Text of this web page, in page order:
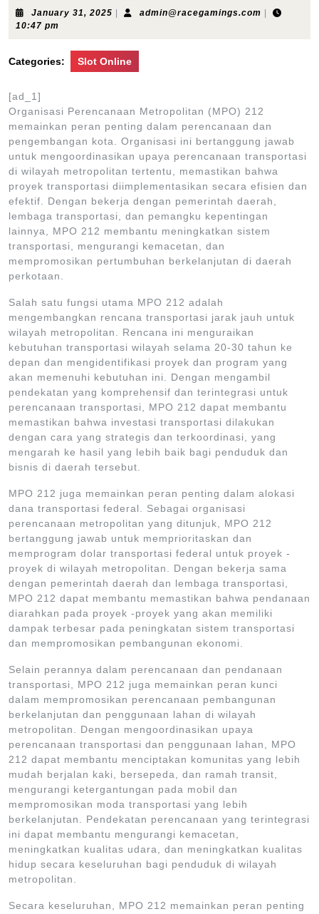
January 31, 2025 Januaryadmin@racegamings.com
10:47 pm
Categories: Slot Online
[ad_1]
Organisasi Perencanaan Metropolitan (MPO) 212
memainkan peran penting dalam perencanaan dan
pengembangan kota. Organisasi ini bertanggung jawab
untuk mengoordinasikan upaya perencanaan transportasi
di wilayah metropolitan tertentu, memastikan bahwa
proyek transportasi diimplementasikan secara efisien dan
efektif. Dengan bekerja dengan pemerintah daerah,
lembaga transportasi, dan pemangku kepentingan
lainnya, MPO 212 membantu meningkatkan sistem
transportasi, mengurangi kemacetan, dan
mempromosikan pertumbuhan berkelanjutan di daerah
perkotaan.
Salah satu fungsi utama MPO 212 adalah
mengembangkan rencana transportasi jarak jauh untuk
wilayah metropolitan. Rencana ini menguraikan
kebutuhan transportasi wilayah selama 20-30 tahun ke
depan dan mengidentifikasi proyek dan program yang
akan memenuhi kebutuhan ini. Dengan mengambil
pendekatan yang komprehensif dan terintegrasi untuk
perencanaan transportasi, MPO 212 dapat membantu
memastikan bahwa investasi transportasi dilakukan
dengan cara yang strategis dan terkoordinasi, yang
mengarah ke hasil yang lebih baik bagi penduduk dan
bisnis di daerah tersebut.
MPO 212 juga memainkan peran penting dalam alokasi
dana transportasi federal. Sebagai organisasi
perencanaan metropolitan yang ditunjuk, MPO 212
bertanggung jawab untuk memprioritaskan dan
memprogram dolar transportasi federal untuk proyek -
proyek di wilayah metropolitan. Dengan bekerja sama
dengan pemerintah daerah dan lembaga transportasi,
MPO 212 dapat membantu memastikan bahwa pendanaan
diarahkan pada proyek -proyek yang akan memiliki
dampak terbesar pada peningkatan sistem transportasi
dan mempromosikan pembangunan ekonomi.
Selain perannya dalam perencanaan dan pendanaan
transportasi, MPO 212 juga memainkan peran kunci
dalam mempromosikan perencanaan pembangunan
berkelanjutan dan penggunaan lahan di wilayah
metropolitan. Dengan mengoordinasikan upaya
perencanaan transportasi dan penggunaan lahan, MPO
212 dapat membantu menciptakan komunitas yang lebih
mudah berjalan kaki, bersepeda, dan ramah transit,
mengurangi ketergantungan pada mobil dan
mempromosikan moda transportasi yang lebih
berkelanjutan. Pendekatan perencanaan yang terintegrasi
ini dapat membantu mengurangi kemacetan,
meningkatkan kualitas udara, dan meningkatkan kualitas
hidup secara keseluruhan bagi penduduk di wilayah
metropolitan.
Secara keseluruhan, MPO 212 memainkan peran penting